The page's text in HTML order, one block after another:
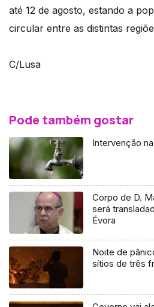
até 12 de agosto, estando a
circular entre as distintas
C/Lusa
Pode também gostar
Intervenção
Corpo de D.
será
Évora
Noite de
sítios de três